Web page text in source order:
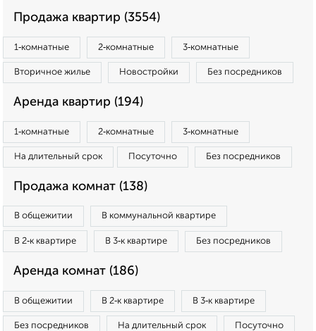
Продажа квартир (3554)
1‑комнатные 2‑комнатные 3‑комнатные
Вторичное жилье Новостройки Без посредников
Аренда квартир (194)
1‑комнатные 2‑комнатные 3‑комнатные
На длительный срок Посуточно Без посредников
Продажа комнат (138)
В общежитии В коммунальной квартире
В 2‑к квартире В 3‑к квартире Без посредников
Аренда комнат (186)
В общежитии В 2‑к квартире В 3‑к квартире
Без посредников На длительный срок Посуточно